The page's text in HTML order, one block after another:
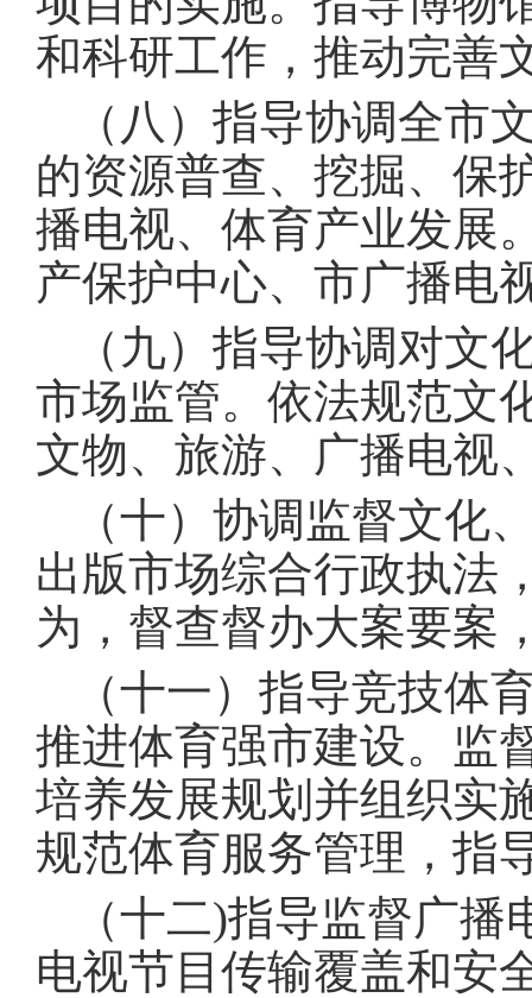
和科研工作，推动完善
（八）指导协调全市
的资源普查、挖掘、保
播电视、体育产业发展
产保护中心、市广播电
（九）指导协调对文
市场监管。依法规范文
文物、旅游、广播电视
（十）协调监督文化
出版市场综合行政执法
为，督查督办大案要案
（十一）指导竞技体
推进体育强市建设。监
培养发展规划并组织实
规范体育服务管理，指
（十二)指导监督广
电视节目传输覆盖和安